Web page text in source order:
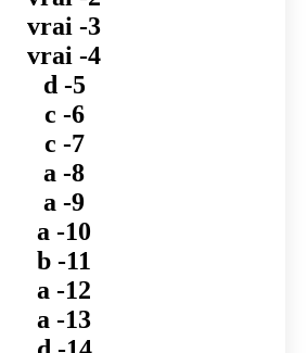
3- vrai
4- vrai
5- d
6- c
7- c
8- a
9- a
10- a
11- b
12- a
13- a